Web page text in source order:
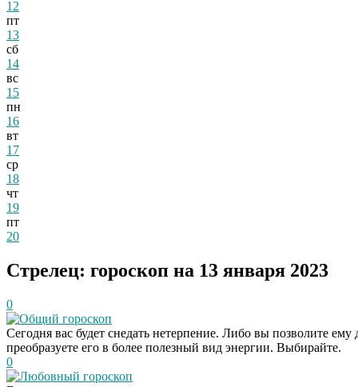
12
пт
13
сб
14
вс
15
пн
16
вт
17
ср
18
чт
19
пт
20
Стрелец: гороскоп на 13 января 2023
0
Общий гороскоп
Сегодня вас будет снедать нетерпение. Либо вы позволите
преобразуете его в более полезный вид энергии. Выбирайте.
0
Любовный гороскоп